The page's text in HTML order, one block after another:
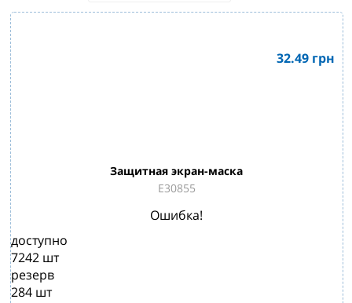
32.49 грн
Защитная экран-маска
E30855
Ошибка!
доступно
7242 шт
резерв
284 шт